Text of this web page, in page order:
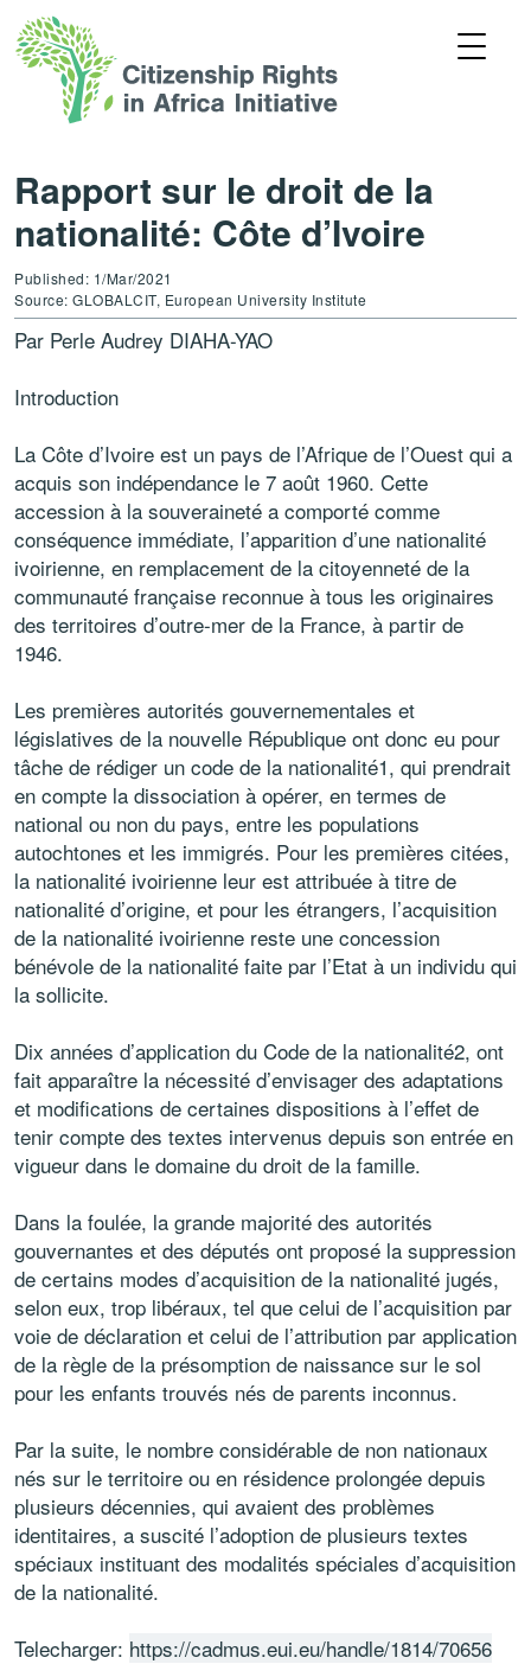
Rapport sur le droit de la
nationalité: Côte d’Ivoire
Published: 1/Mar/2021
Source: GLOBALCIT, European University Institute
Par Perle Audrey DIAHA-YAO
Introduction
La Côte d’Ivoire est un pays de l’Afrique de l’Ouest qui a
acquis son indépendance le 7 août 1960. Cette
accession à la souveraineté a comporté comme
conséquence immédiate, l’apparition d’une nationalité
ivoirienne, en remplacement de la citoyenneté de la
communauté française reconnue à tous les originaires
des territoires d’outre-mer de la France, à partir de
1946.
Les premières autorités gouvernementales et
législatives de la nouvelle République ont donc eu pour
tâche de rédiger un code de la nationalité1, qui prendrait
en compte la dissociation à opérer, en termes de
national ou non du pays, entre les populations
autochtones et les immigrés. Pour les premières citées,
la nationalité ivoirienne leur est attribuée à titre de
nationalité d’origine, et pour les étrangers, l’acquisition
de la nationalité ivoirienne reste une concession
bénévole de la nationalité faite par l’Etat à un individu qui
la sollicite.
Dix années d’application du Code de la nationalité2, ont
fait apparaître la nécessité d’envisager des adaptations
et modifications de certaines dispositions à l’effet de
tenir compte des textes intervenus depuis son entrée en
vigueur dans le domaine du droit de la famille.
Dans la foulée, la grande majorité des autorités
gouvernantes et des députés ont proposé la suppression
de certains modes d’acquisition de la nationalité jugés,
selon eux, trop libéraux, tel que celui de l’acquisition par
voie de déclaration et celui de l’attribution par application
de la règle de la présomption de naissance sur le sol
pour les enfants trouvés nés de parents inconnus.
Par la suite, le nombre considérable de non nationaux
nés sur le territoire ou en résidence prolongée depuis
plusieurs décennies, qui avaient des problèmes
identitaires, a suscité l’adoption de plusieurs textes
spéciaux instituant des modalités spéciales d’acquisition
de la nationalité.
Telecharger: https://cadmus.eui.eu/handle/1814/70656